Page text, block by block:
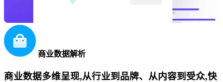
商业数据解析
商业数据多维呈现,从行业到品牌、从内容到受众,快